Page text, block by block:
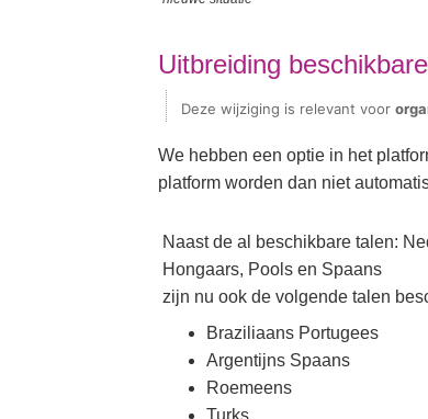
Uitbreiding
Deze wijziging is relevant voor
We hebben een optie in het
platform worden dan niet
Naast de al beschikbare talen:
Hongaars, Pools en Spaans
zijn nu ook de volgende talen
Braziliaans Portugees
Argentijns Spaans
Roemeens
Turks